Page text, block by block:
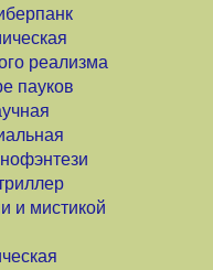
реализма
пауков
и мистикой